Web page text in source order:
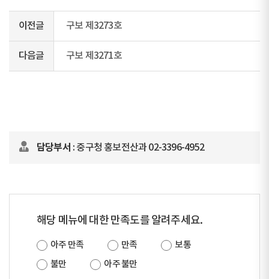
이전글 구보 제3273호
다음글 구보 제3271호
담당부서 : 중구청 홍보전산과 02-3396-4952
해당 메뉴에 대한 만족도를 알려주세요.
아주 만족 만족
보통
불만
아주 불만